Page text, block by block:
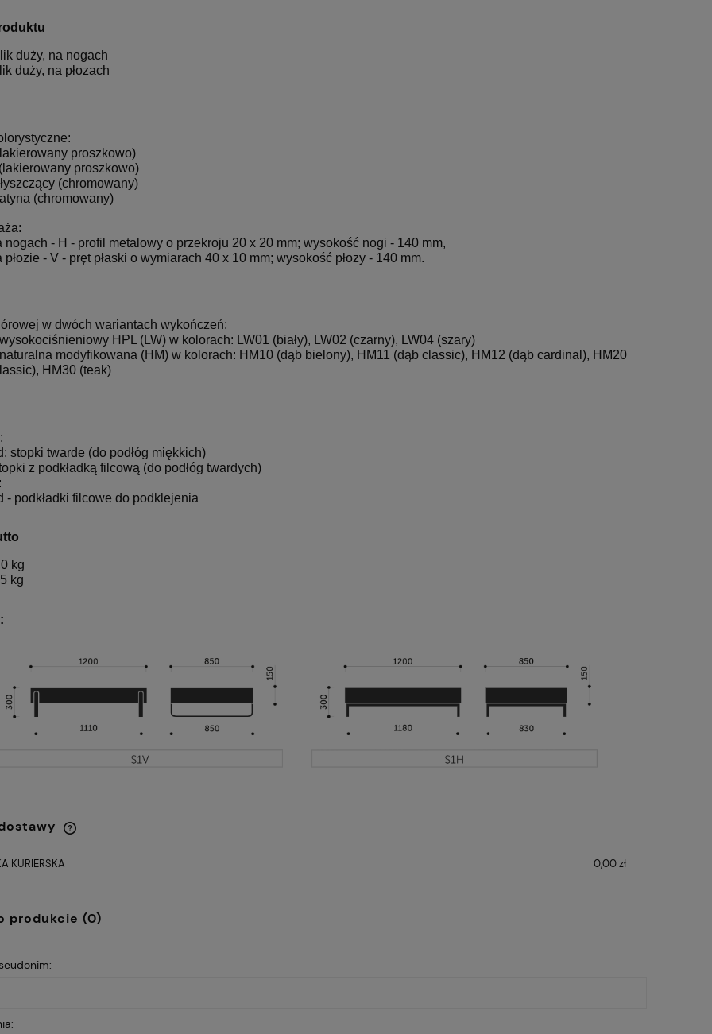
duży, na nogach
duży, na płozach
proszkowo)
proszkowo)
(chromowany)
(chromowany)
nogach - H - profil metalowy o przekroju 20 x 20 mm; wysokość nogi - 140 mm,
płozie - V - pręt płaski o wymiarach 40 x 10 mm; wysokość płozy - 140 mm.
w dwóch wariantach wykończeń:
HPL (LW) w kolorach: LW01 (biały), LW02 (czarny), LW04 (szary)
modyfikowana (HM) w kolorach: HM10 (dąb bielony), HM11 (dąb classic), HM12 (dąb cardinal), HM20
HM30 (teak)
stopki twarde (do podłóg miękkich)
z podkładką filcową (do podłóg twardych)
- podkładki filcowe do podklejenia
kg
kg
KURIERSKA 0,00 zł
produkcie (0)